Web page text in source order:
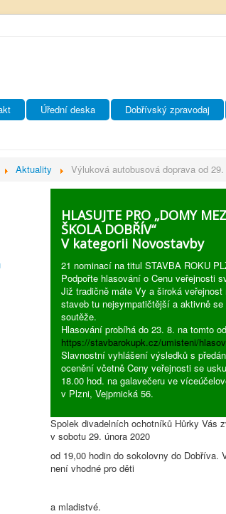
Úřední deska Dobřívský zpravodaj
Aktuality Výluková autobusová doprava od
HLASUJTE PRO „DOMY
ŠKOLA DOBŘÍV“
V kategorii Novostavby
21 nominací na titul STAVBA ROKU
Podpořte hlasování o Cenu veřejnosti
Již tradičně máte Vy a široká
staveb tu nejsympatičtější a aktivně
soutěže.
Hlasování probíhá do 23. 8. na tomto
https://stavbarokupk.cz/umisteni/
Slavnostní vyhlášení výsledků s
ocenění včetně Ceny veřejnosti se
18.00 hod. na galavečeru ve
v Plzni, Vejprnická 56.
Spolek divadelních ochotníků Hůrky Vás
v sobotu 29. února 2020
od 19,00 hodin do sokolovny do Dobříva.
není vhodné pro děti
a mladistvé.